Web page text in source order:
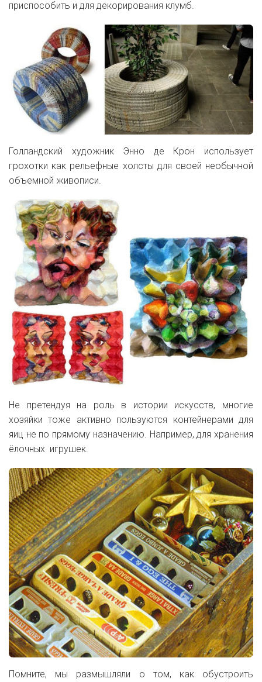
приспособить и для декорирования клумб.
Голландский художник Энно де Крон использует
грохотки как рельефные холсты для своей необычной
объемной живописи.
Не претендуя на роль в истории искусств, многие
хозяйки тоже активно пользуются контейнерами для
яиц не по прямому назначению. Например, для хранения
ёлочных игрушек.
Помните, мы размышляли о том, как обустроить